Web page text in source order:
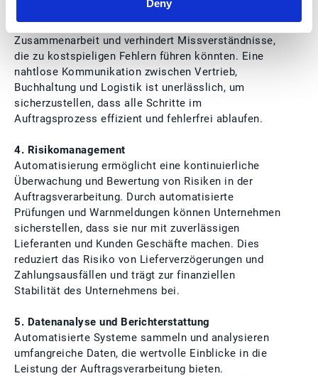
Deny
auf dem neuesten Stand sind und Informationen in
Echtzeit teilen können. Dies verbessert die
Zusammenarbeit und verhindert Missverständnisse,
die zu kostspieligen Fehlern führen könnten. Eine
nahtlose Kommunikation zwischen Vertrieb,
Buchhaltung und Logistik ist unerlässlich, um
sicherzustellen, dass alle Schritte im
Auftragsprozess effizient und fehlerfrei ablaufen.
4. Risikomanagement
Automatisierung ermöglicht eine kontinuierliche
Überwachung und Bewertung von Risiken in der
Auftragsverarbeitung. Durch automatisierte
Prüfungen und Warnmeldungen können Unternehmen
sicherstellen, dass sie nur mit zuverlässigen
Lieferanten und Kunden Geschäfte machen. Dies
reduziert das Risiko von Lieferverzögerungen und
Zahlungsausfällen und trägt zur finanziellen
Stabilität des Unternehmens bei.
5. Datenanalyse und Berichterstattung
Automatisierte Systeme sammeln und analysieren
umfangreiche Daten, die wertvolle Einblicke in die
Leistung der Auftragsverarbeitung bieten.